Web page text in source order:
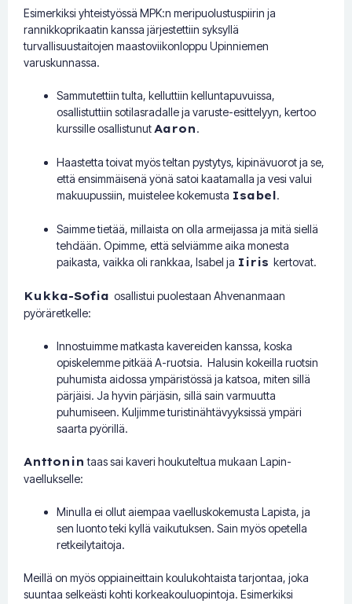
Esimerkiksi yhteistyössä MPK:n meripuolustuspiirin ja
rannikkoprikaatin kanssa järjestettiin syksyllä
turvallisuustaitojen maastoviikonloppu Upinniemen
varuskunnassa.
Sammutettiin tulta, kelluttiin kelluntapuvuissa,
osallistuttiin sotilasradalle ja varuste-esittelyyn, kertoo
kurssille osallistunutAaron.
Haastetta toivat myös teltan pystytys, kipinävuorot ja se,
että ensimmäisenä yönä satoi kaatamalla ja vesi valui
makuupussiin, muistelee kokemusta Isabel.
Saimme tietää, millaista on olla armeijassa ja mitä siellä
tehdään. Opimme, että selviämme aika monesta
paikasta, vaikka oli rankkaa, Isabel ja Iiris kertovat.
Kukka-Sofia osallistui puolestaan Ahvenanmaan
pyöräretkelle:
Innostuimme matkasta kavereiden kanssa, koska
opiskelemme pitkää A-ruotsia. Halusin kokeilla ruotsin
puhumista aidossa ympäristössä ja katsoa, miten sillä
pärjäisi. Ja hyvin pärjäsin, sillä sain varmuutta
puhumiseen. Kuljimme turistinähtävyyksissä ympäri
saarta pyörillä.
Anttonin taas sai kaveri houkuteltua mukaan Lapin-
vaellukselle:
Minulla ei ollut aiempaa vaelluskokemusta Lapista, ja
sen luonto teki kyllä vaikutuksen. Sain myös opetella
retkeilytaitoja.
Meillä on myös oppiaineittain koulukohtaista tarjontaa, joka
suuntaa selkeästi kohti korkeakouluopintoja. Esimerkiksi